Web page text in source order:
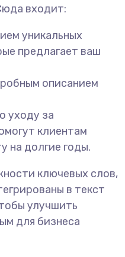
входит:
уникальных
предлагает ваш
описанием
уходу за
клиентам
на долгие годы.
ключевых слов,
в текст
улучшить
для бизнеса